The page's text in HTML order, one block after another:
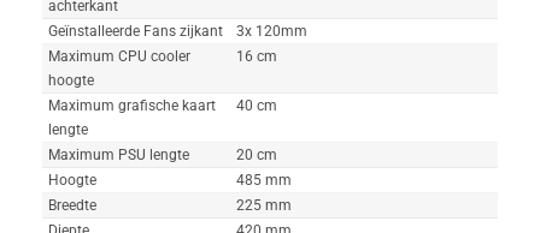
achterkant
Geïnstalleerde Fans zijkant
3x 120mm
Maximum CPU cooler
hoogte
16 cm
Maximum grafische kaart
lengte
40 cm
Maximum PSU lengte
20 cm
Hoogte
485 mm
Breedte
225 mm